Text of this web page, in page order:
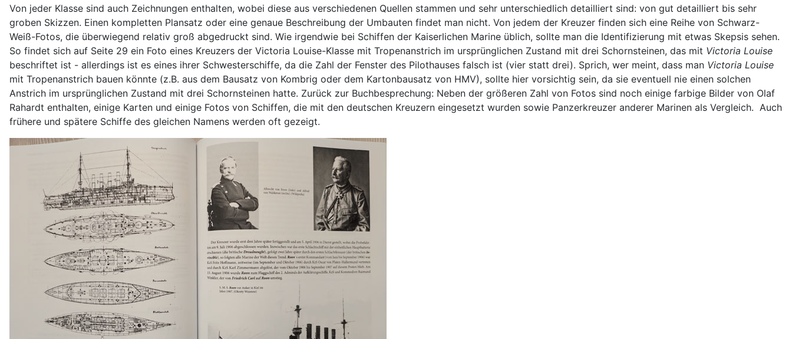
Von jeder Klasse sind auch Zeichnungen enthalten, wobei diese aus verschiedenen Quellen stammen und sehr unterschiedlich detailliert sind: von gut detailliert bis sehr
groben Skizzen. Einen kompletten Plansatz oder eine genaue Beschreibung der Umbauten findet man nicht. Von jedem der Kreuzer finden sich eine Reihe von Schwarz-
Weiß-Fotos, die überwiegend relativ groß abgedruckt sind. Wie irgendwie bei Schiffen der Kaiserlichen Marine üblich, sollte man die Identifizierung mit etwas Skepsis sehen.
So findet sich auf Seite 29 ein Foto eines Kreuzers der Victoria Louise-Klasse mit Tropenanstrich im ursprünglichen Zustand mit drei Schornsteinen, das mit Victoria Louise
beschriftet ist - allerdings ist es eines ihrer Schwesterschiffe, da die Zahl der Fenster des Pilothauses falsch ist (vier statt drei). Sprich, wer meint, dass man Victoria Louise
mit Tropenanstrich bauen könnte (z.B. aus dem Bausatz von Kombrig oder dem Kartonbausatz von HMV), sollte hier vorsichtig sein, da sie eventuell nie einen solchen
Anstrich im ursprünglichen Zustand mit drei Schornsteinen hatte. Zurück zur Buchbesprechung: Neben der größeren Zahl von Fotos sind noch einige farbige Bilder von Olaf
Rahardt enthalten, einige Karten und einige Fotos von Schiffen, die mit den deutschen Kreuzern eingesetzt wurden sowie Panzerkreuzer anderer Marinen als Vergleich. Auch
frühere und spätere Schiffe des gleichen Namens werden oft gezeigt.